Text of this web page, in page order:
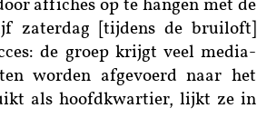
affiches op te hangen met de
zaterdag [tijdens de bruiloft]
de groep krijgt veel media-
worden afgevoerd naar het
als hoofdkwartier, lijkt ze in